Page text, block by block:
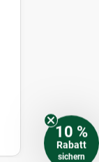
10 %
Rabatt
sichern